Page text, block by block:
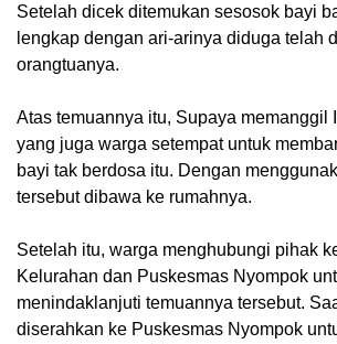
Setelah dicek ditemukan sesosok bayi
lengkap dengan ari-arinya diduga telah
orangtuanya.
Atas temuannya itu, Supaya memanggil
yang juga warga setempat untuk
bayi tak berdosa itu. Dengan
tersebut dibawa ke rumahnya.
Setelah itu, warga menghubungi pihak
Kelurahan dan Puskesmas Nyompok
menindaklanjuti temuannya tersebut.
diserahkan ke Puskesmas Nyompok